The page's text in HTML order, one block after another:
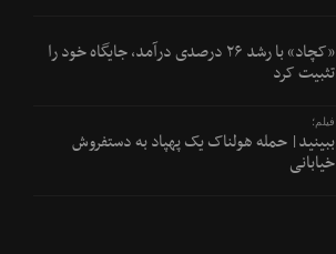
«کچاد» با رشد ۲۶ درصدی درآمد، جایگاه خود را
تثبیت کرد
فیلم؛
ببینید| حمله هولناک یک پهپاد به دستفروش
خیابانی